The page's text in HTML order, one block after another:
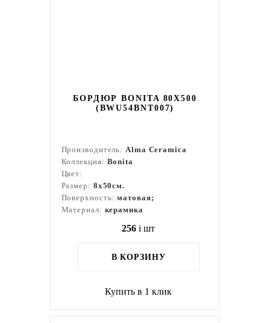
БОРДЮР BONITA 80X500
(BWU54BNT007)
Производитель:Alma Ceramica
Коллекция: Bonita
Цвет:
Размер: 8x50см.
Поверхность:матовая;
Материал: керамика
256 i шт
В КОРЗИНУ
Купить в 1 клик